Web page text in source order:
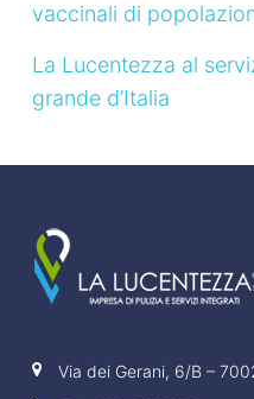
vaccinali di
La Lucentezza al
grande d’Italia
Via dei Gerani, 6/B –